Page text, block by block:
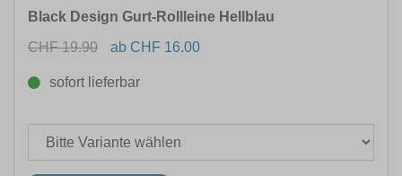
Black Design Gurt-Rollleine Hellblau
CHF 19.90
ab CHF 16.00
sofort lieferbar